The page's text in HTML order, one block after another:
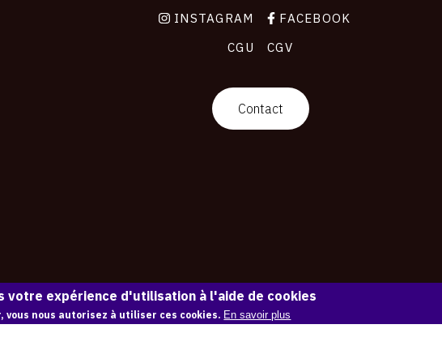
INSTAGRAM
FACEBOOK
CGU
CGV
Contact
votre expérience d'utilisation à l'aide de cookies
vous nous autorisez à utiliser ces cookies. En savoir plus